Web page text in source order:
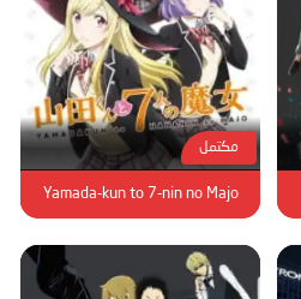
مكتمل
Yamada-kun to 7-nin no Majo